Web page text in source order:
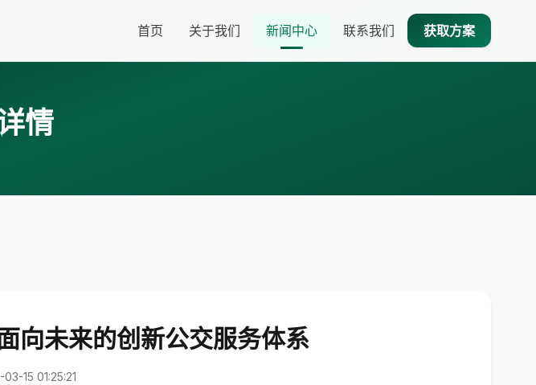
首页 关于我们 新闻中心 联系我们 获取方案
情
向未来的创新公交服务体系
15 01:25:21